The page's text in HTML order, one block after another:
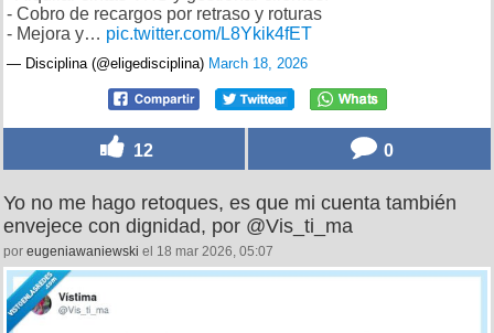
- Cobro de recargos por retraso y roturas
- Mejora y… pic.twitter.com/L8Ykik4fET
— Disciplina (@eligedisciplina) March 18, 2026
12 0
Yo no me hago retoques, es que mi cuenta también
envejece con dignidad, por @Vis_ti_ma
por eugeniawaniewski el 18 mar 2026, 05:07